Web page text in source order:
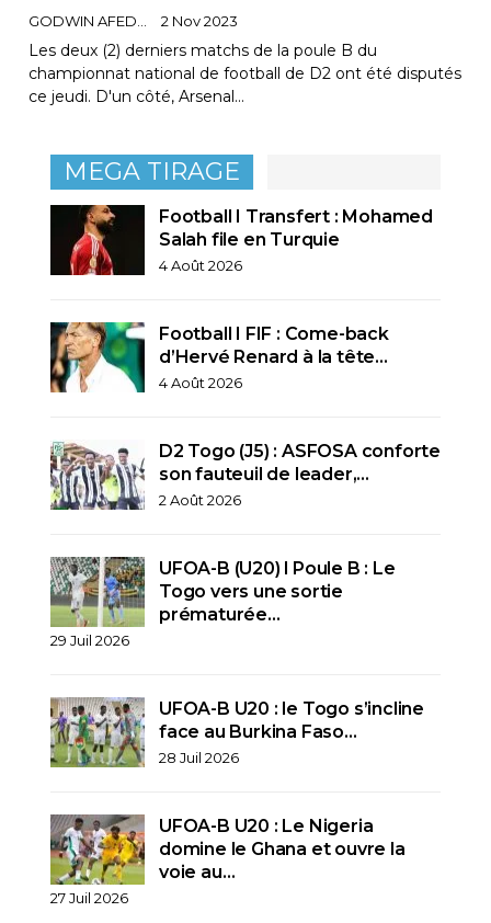
2 Nov 2023
Les deux (2) derniers matchs de la poule B du
championnat national de football de D2 ont été disputés
ce jeudi. D'un côté, Arsenal…
MEGA TIRAGE
Football I Transfert : Mohamed
Salah file en Turquie
4 Août 2026
Football I FIF : Come-back
d’Hervé Renard à la tête…
4 Août 2026
D2 Togo (J5) : ASFOSA conforte
son fauteuil de leader,…
2 Août 2026
UFOA-B (U20) l Poule B : Le
Togo vers une sortie
prématurée…
29 Juil 2026
UFOA-B U20 : le Togo s’incline
face au Burkina Faso…
28 Juil 2026
UFOA-B U20 : Le Nigeria
domine le Ghana et ouvre la
voie au…
27 Juil 2026